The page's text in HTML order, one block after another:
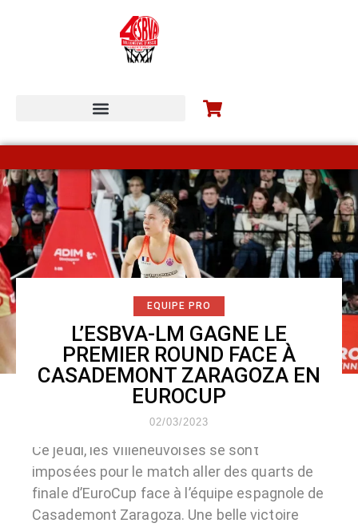
EQUIPE PRO
L’ESBVA-LM GAGNE LE
PREMIER ROUND FACE À
CASADEMONT ZARAGOZA EN
EUROCUP
02/03/2023
Ce jeudi, les Villeneuvoises se sont
imposées pour le match aller des quarts de
finale d’EuroCup face à l’équipe espagnole de
Casademont Zaragoza. Une belle victoire